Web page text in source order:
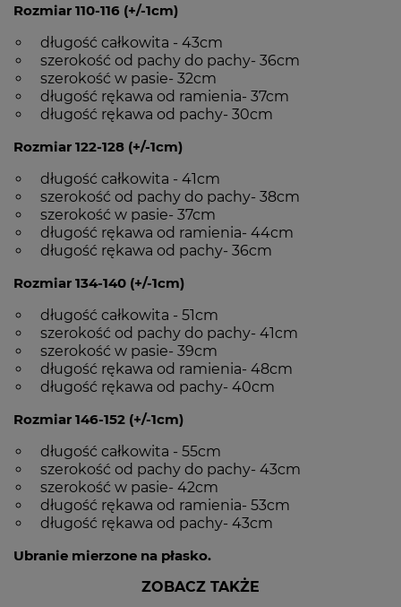
ZOBACZ TAKŻE
Rozmiar 110-116 (+/-1cm)
długość całkowita - 43cm
szerokość od pachy do pachy- 36cm
szerokość w pasie- 32cm
długość rękawa od ramienia- 37cm
długość rękawa od pachy- 30cm
Rozmiar 122-128 (+/-1cm)
długość całkowita - 41cm
szerokość od pachy do pachy- 38cm
szerokość w pasie- 37cm
długość rękawa od ramienia- 44cm
długość rękawa od pachy- 36cm
Rozmiar 134-140 (+/-1cm)
długość całkowita - 51cm
szerokość od pachy do pachy- 41cm
szerokość w pasie- 39cm
długość rękawa od ramienia- 48cm
długość rękawa od pachy- 40cm
Rozmiar 146-152 (+/-1cm)
długość całkowita - 55cm
szerokość od pachy do pachy- 43cm
szerokość w pasie- 42cm
długość rękawa od ramienia- 53cm
długość rękawa od pachy- 43cm
Ubranie mierzone na płasko.